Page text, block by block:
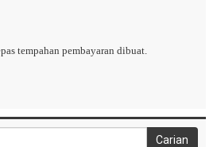
tempahan pembayaran dibuat.